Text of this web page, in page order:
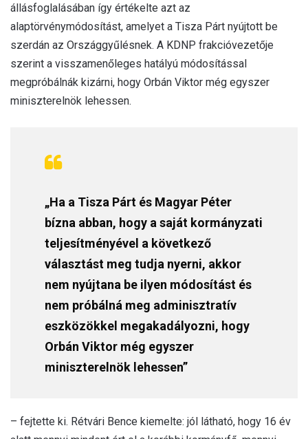
állásfoglalásában így értékelte azt az
alaptörvénymódosítást, amelyet a Tisza Párt nyújtott be
szerdán az Országgyűlésnek. A KDNP frakcióvezetője
szerint a visszamenőleges hatályú módosítással
megpróbálnák kizárni, hogy Orbán Viktor még egyszer
miniszterelnök lehessen.
„Ha a Tisza Párt és Magyar Péter
bízna abban, hogy a saját kormányzati
teljesítményével a következő
választást meg tudja nyerni, akkor
nem nyújtana be ilyen módosítást és
nem próbálná meg adminisztratív
eszközökkel megakadályozni, hogy
Orbán Viktor még egyszer
miniszterelnök lehessen”
– fejtette ki. Rétvári Bence kiemelte: jól látható, hogy 16 év